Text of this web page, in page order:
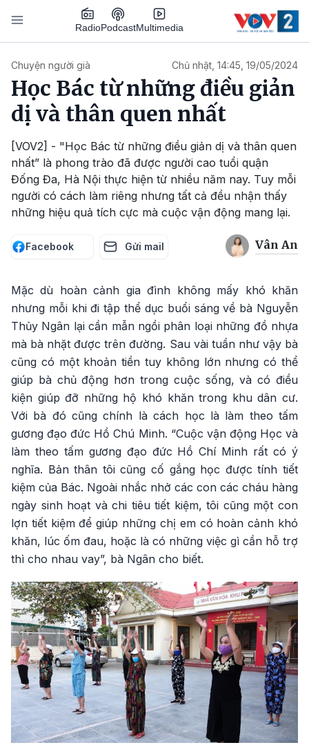
Nhảy đến nội dung
RadioPodcastMultimedia
Chuyện người già Chủ nhật, 14:45, 19/05/2024
Học Bác từ những điều giản
dị và thân quen nhất
[VOV2] - "Học Bác từ những điều giản dị và thân quen
nhất” là phong trào đã được người cao tuổi quận
Đống Đa, Hà Nội thực hiện từ nhiều năm nay. Tuy mỗi
người có cách làm riêng nhưng tất cả đều nhận thấy
những hiệu quả tích cực mà cuộc vận động mang lại.
Facebook Gửi mail Vân An
Mặc dù hoàn cảnh gia đình không mấy khó khăn
nhưng mỗi khi đi tập thể dục buổi sáng về bà Nguyễn
Thủy Ngân lại cần mẫn ngồi phân loại những đồ nhựa
mà bà nhặt được trên đường. Sau vài tuần như vậy bà
cũng có một khoản tiền tuy không lớn nhưng có thể
giúp bà chủ động hơn trong cuộc sống, và có điều
kiện giúp đỡ những hộ khó khăn trong khu dân cư.
Với bà đó cũng chính là cách học là làm theo tấm
gương đạo đức Hồ Chú Minh. “Cuộc vận động Học và
làm theo tấm gương đạo đức Hồ Chí Minh rất có ý
nghĩa. Bản thân tôi cũng cố gắng học được tính tiết
kiệm của Bác. Ngoài nhắc nhở các con các cháu hàng
ngày sinh hoạt và chi tiêu tiết kiệm, tôi cũng một con
lợn tiết kiệm để giúp những chị em có hoàn cảnh khó
khăn, lúc ốm đau, hoặc là có những việc gì cần hỗ trợ
thì cho nhau vay”, bà Ngân cho biết.